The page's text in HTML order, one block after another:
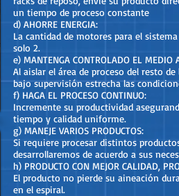
un tiempo de proceso constante
d) AHORRE ENERGIA:
La cantidad de motores para el
solo 2.
e) MANTENGA CONTROLADO EL MEDIO
Al aislar el área de proceso del resto
bajo supervisión estrecha las
f) HAGA EL PROCESO CONTINUO:
Incremente su productividad
tiempo y calidad uniforme.
g) MANEJE VARIOS PRODUCTOS:
Si requiere procesar distintos
desarrollaremos de acuerdo a sus
h) PRODUCTO CON MEJOR CALIDAD,
El producto no pierde su aineación
en el espiral.